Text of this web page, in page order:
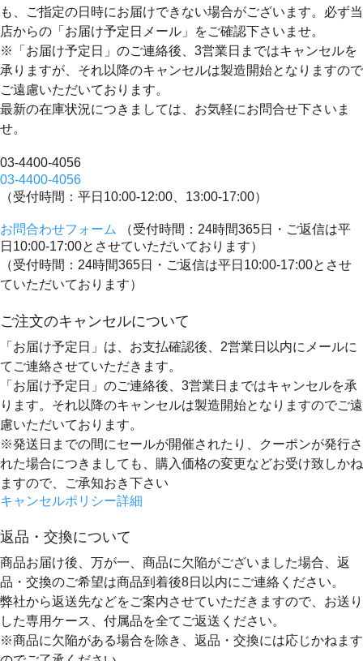
も、ご指定の日時にお届けできない場合がございます。必ず当
店からの「お届け予定日メール」をご確認下さいませ。
※「お届け予定日」のご連絡後、3営業日まではキャンセルを
承りますが、それ以降のキャンセルは製造開始となりますので
ご遠慮いただいております。
最新の在庫状況につきましては、お気軽にお問合せ下さいま
せ。
03-4400-4056
03-4400-4056
（受付時間：平日10:00-12:00、13:00-17:00）
お問合わせフォーム
（受付時間：24時間365日・ご返信は平
日10:00-17:00とさせていただいております）
（受付時間：24時間365日・ご返信は平日10:00-17:00とさせ
ていただいております）
ご注文のキャンセルについて
「お届け予定日」は、お支払確認後、 2営業日以内にメールに
てご連絡させていただきます。
「お届け予定日」のご連絡後、 3営業日まではキャンセルを承
ります。 それ以降のキャンセルは製造開始となりますのでご遠
慮いただいております。
※発送日までの間にセールが開催されたり、クーポンが発行さ
れた場合につきましても、購入価格の変更などお受け致しかね
ますので、ご承知おき下さい
キャンセルポリシー詳細
返品・交換について
商品お届け後、万が一、商品に欠陥がございました場合、返
品・交換のご希望は商品到着後8日以内にご連絡ください。
弊社から返送先などをご案内させていただきますので、お送り
した専用ケース、付属品を全てご返送ください。
※商品に欠陥がある場合を除き、返品・交換には応じかねます